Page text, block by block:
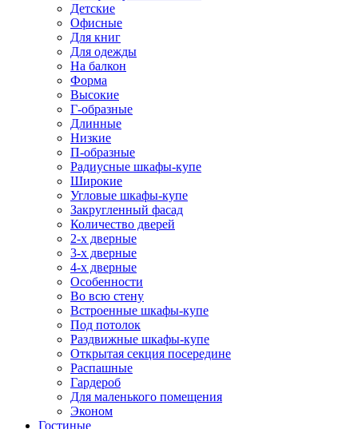
Детские
Офисные
Для книг
Для одежды
На балкон
Форма
Высокие
Г-образные
Длинные
Низкие
П-образные
Радиусные шкафы-купе
Широкие
Угловые шкафы-купе
Закругленный фасад
Количество дверей
2-х дверные
3-х дверные
4-х дверные
Особенности
Во всю стену
Встроенные шкафы-купе
Под потолок
Раздвижные шкафы-купе
Открытая секция посередине
Распашные
Гардероб
Для маленького помещения
Эконом
Гостиные